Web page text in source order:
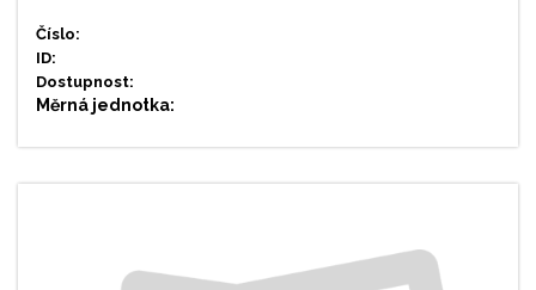
Číslo:
ID:
Dostupnost:
Měrná jednotka: